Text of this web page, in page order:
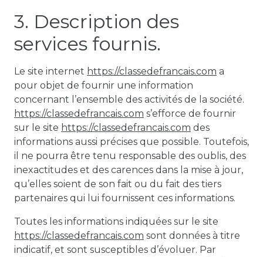
3. Description des
services fournis.
Le site internet https://classedefrancais.com a
pour objet de fournir une information
concernant l’ensemble des activités de la société.
https://classedefrancais.com s’efforce de fournir
sur le site https://classedefrancais.com des
informations aussi précises que possible. Toutefois,
il ne pourra être tenu responsable des oublis, des
inexactitudes et des carences dans la mise à jour,
qu’elles soient de son fait ou du fait des tiers
partenaires qui lui fournissent ces informations.
Toutes les informations indiquées sur le site
https://classedefrancais.com sont données à titre
indicatif, et sont susceptibles d’évoluer. Par